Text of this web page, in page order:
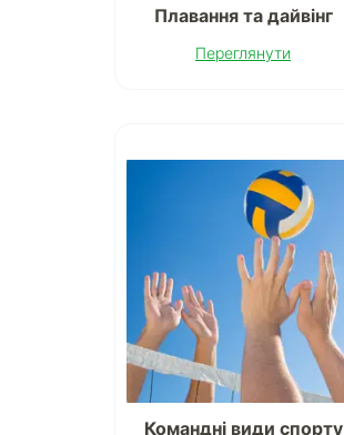
Плавання та дайвінг
Переглянути
Командні види спорту